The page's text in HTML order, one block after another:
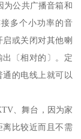
为公共广播音箱和
多个小功率的音
或关闭对其他喇
〔相对的〕。定
的电线上就可以
、舞台，因为家
离比较近而且不需